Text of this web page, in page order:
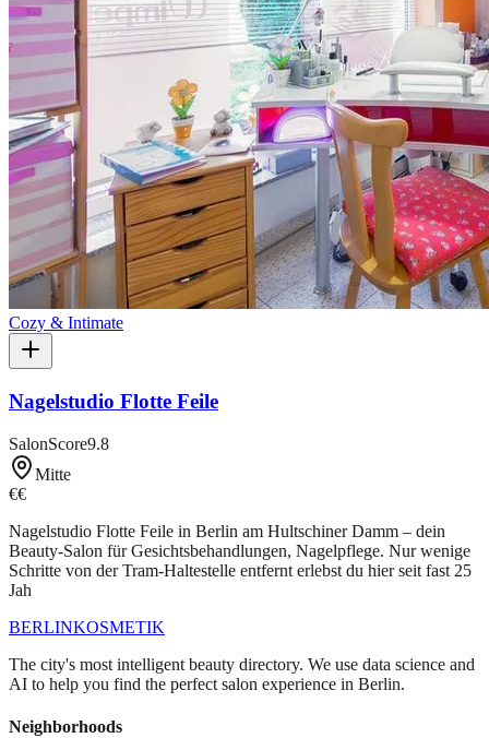
Cozy & Intimate
Nagelstudio Flotte Feile
SalonScore9.8
Mitte
€€
Nagelstudio Flotte Feile in Berlin am Hultschiner Damm – dein
Beauty-Salon für Gesichtsbehandlungen, Nagelpflege. Nur wenige
Schritte von der Tram-Haltestelle entfernt erlebst du hier seit fast 25
Jah
BERLINKOSMETIK
The city's most intelligent beauty directory. We use data science and
AI to help you find the perfect salon experience in Berlin.
Neighborhoods